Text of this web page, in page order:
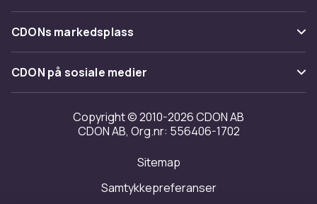
Tilbakekallinger
Varemerker
Om oss
Kundeanmeldelser
Jobbe på CDON
Investor relations
Tilgjengelighet
CDONs markedsplass
Merchant Help Center
CDON på sosiale medier
Copyright © 2010-2026 CDON AB
CDON AB, Org.nr: 556406-1702
Sitemap
Samtykkepreferanser